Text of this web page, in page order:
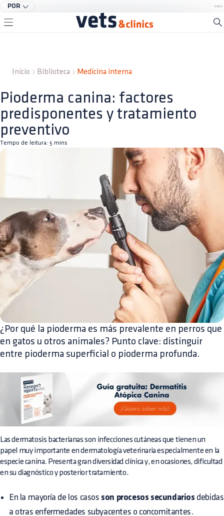
POR
Início Biblioteca Medicina interna
Pioderma canina: factores
predisponentes y tratamiento
preventivo
Tempo de leitura: 5 mins
¿Por qué la pioderma es más prevalente en perros que
en gatos u otros animales? Punto clave: distinguir
entre pioderma superficial o pioderma profunda.
Las dermatosis bacterianas son infecciones cutáneas que tienen un
papel muy importante en dermatología veterinaria especialmente en la
especie canina. Presenta gran diversidad clínica y, en ocasiones, dificultad
en su diagnóstico y posterior tratamiento.
En la mayoría de los casos son procesos secundarios debidas
a otras enfermedades subyacentes o concomitantes.